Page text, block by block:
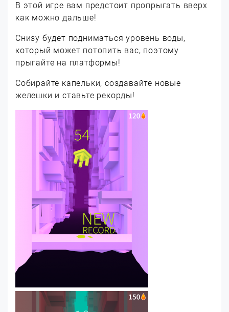
В этой игре вам предстоит пропрыгать вверх
как можно дальше!
Снизу будет подниматься уровень воды,
который может потопить вас, поэтому
прыгайте на платформы!
Собирайте капельки, создавайте новые
желешки и ставьте рекорды!